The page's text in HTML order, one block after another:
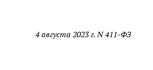
4 августа 2023 г. N 411-ФЗ